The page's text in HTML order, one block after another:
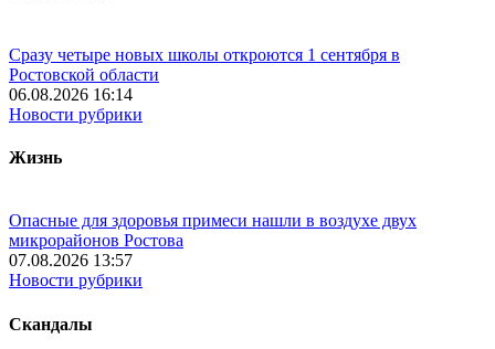
Сразу четыре новых школы откроются 1 сентября в
Ростовской области
06.08.2026 16:14
Новости рубрики
Жизнь
Опасные для здоровья примеси нашли в воздухе двух
микрорайонов Ростова
07.08.2026 13:57
Новости рубрики
Скандалы